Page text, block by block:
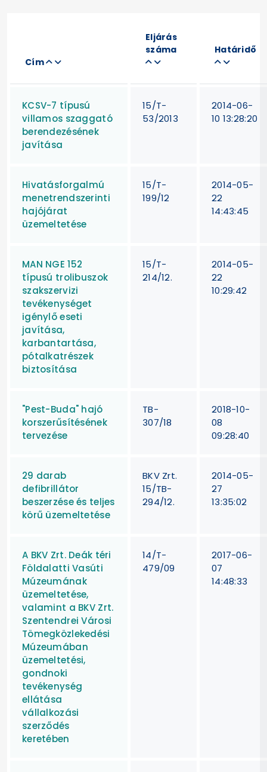
Cím
Eljárás
száma
Határidő
KCSV-7 típusú
villamos szaggató
berendezésének
javítása
15/T-
53/2013
2014-06-
10 13:28:20
Hivatásforgalmú
menetrendszerinti
hajójárat
üzemeltetése
15/T-
199/12
2014-05-
22
14:43:45
MAN NGE 152
típusú trolibuszok
szakszervizi
tevékenységet
igénylő eseti
javítása,
karbantartása,
pótalkatrészek
biztosítása
15/T-
214/12.
2014-05-
22
10:29:42
"Pest-Buda" hajó
korszerűsítésének
tervezése
TB-
307/18
2018-10-
08
09:28:40
29 darab
defibrillátor
beszerzése és teljes
körű üzemeltetése
BKV Zrt.
15/TB-
294/12.
2014-05-
27
13:35:02
A BKV Zrt. Deák téri
Földalatti Vasúti
Múzeumának
üzemeltetése,
valamint a BKV Zrt.
Szentendrei Városi
Tömegközlekedési
Múzeumában
üzemeltetési,
gondnoki
tevékenység
ellátása
vállalkozási
szerződés
keretében
14/T-
479/09
2017-06-
07
14:48:33